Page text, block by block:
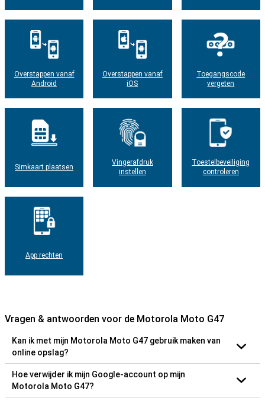
Overstappen vanaf
Android
Overstappen vanaf
iOS
Toegangscode
vergeten
Simkaart plaatsen
Vingerafdruk
instellen
Toestelbeveiliging
controleren
App rechten
Vragen & antwoorden voor de Motorola Moto G47
Kan ik met mijn Motorola Moto G47 gebruik maken van
online opslag?
Hoe verwijder ik mijn Google-account op mijn
Motorola Moto G47?